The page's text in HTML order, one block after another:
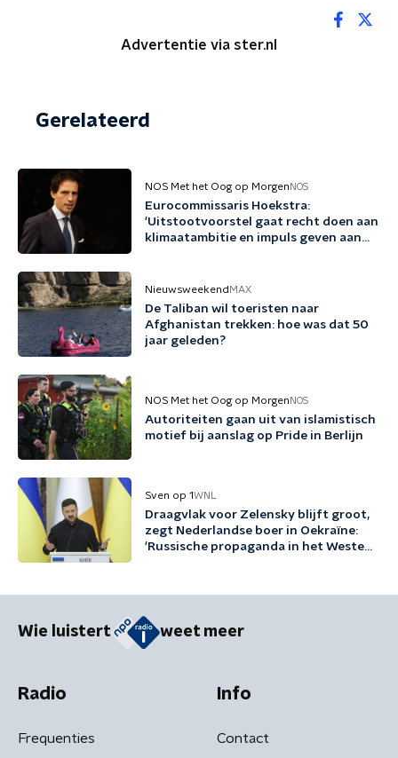
Advertentie via ster.nl
Gerelateerd
NOS Met het Oog op Morgen NOS
Eurocommissaris Hoekstra:
'Uitstootvoorstel gaat recht doen aan
klimaatambitie en impuls geven aan
Nieuwsweekend MAX
De Taliban wil toeristen naar
Afghanistan trekken: hoe was dat 50
jaar geleden?
NOS Met het Oog op Morgen NOS
Autoriteiten gaan uit van islamistisch
motief bij aanslag op Pride in Berlijn
Sven op 1WNL
Draagvlak voor Zelensky blijft groot,
zegt Nederlandse boer in Oekraïne:
'Russische propaganda in het Westen
Wie luistert weet meer
Radio
Frequenties
Info
Contact